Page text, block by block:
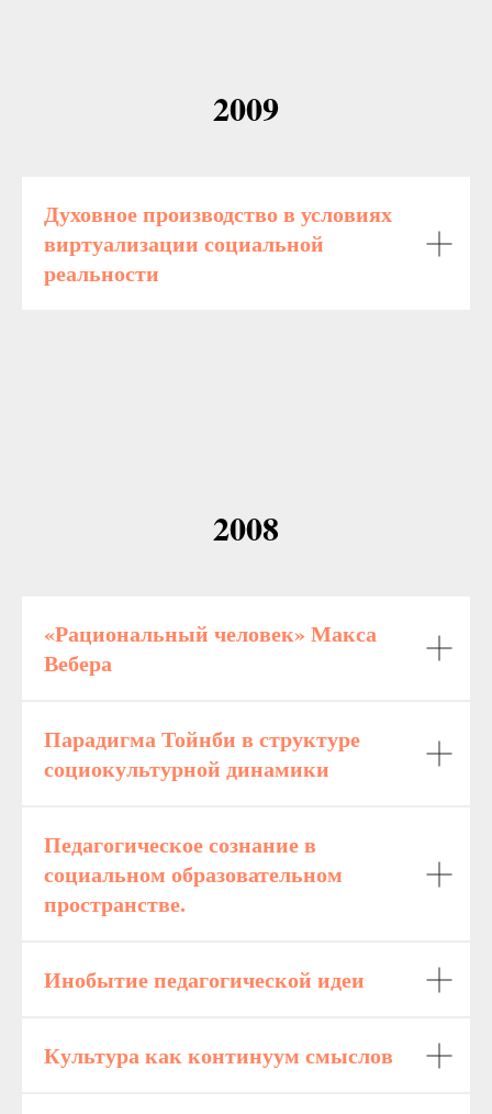
2009
Духовное производство в условиях
виртуализации социальной
реальности
2008
«Рациональный человек» Макса
Вебера
Парадигма Тойнби в структуре
социокультурной динамики
Педагогическое сознание в
социальном образовательном
пространстве.
Инобытие педагогической идеи
Культура как континуум смыслов